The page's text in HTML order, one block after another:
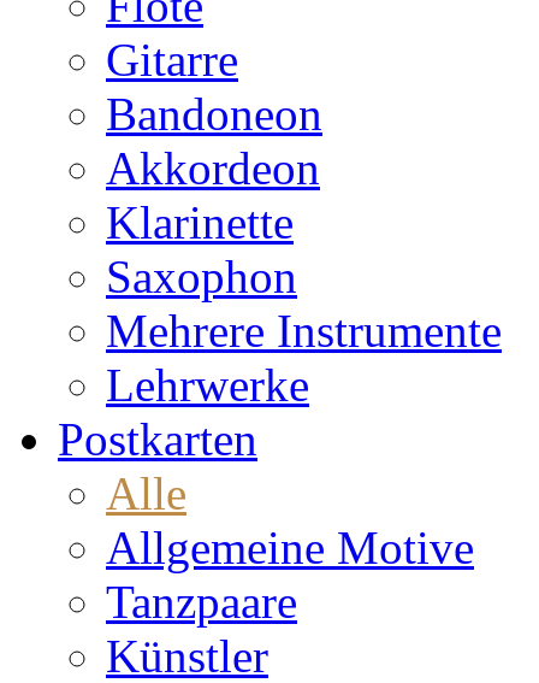
Gitarre
Bandoneon
Akkordeon
Klarinette
Saxophon
Mehrere Instrumente
Lehrwerke
Postkarten
Alle
Allgemeine Motive
Tanzpaare
Künstler